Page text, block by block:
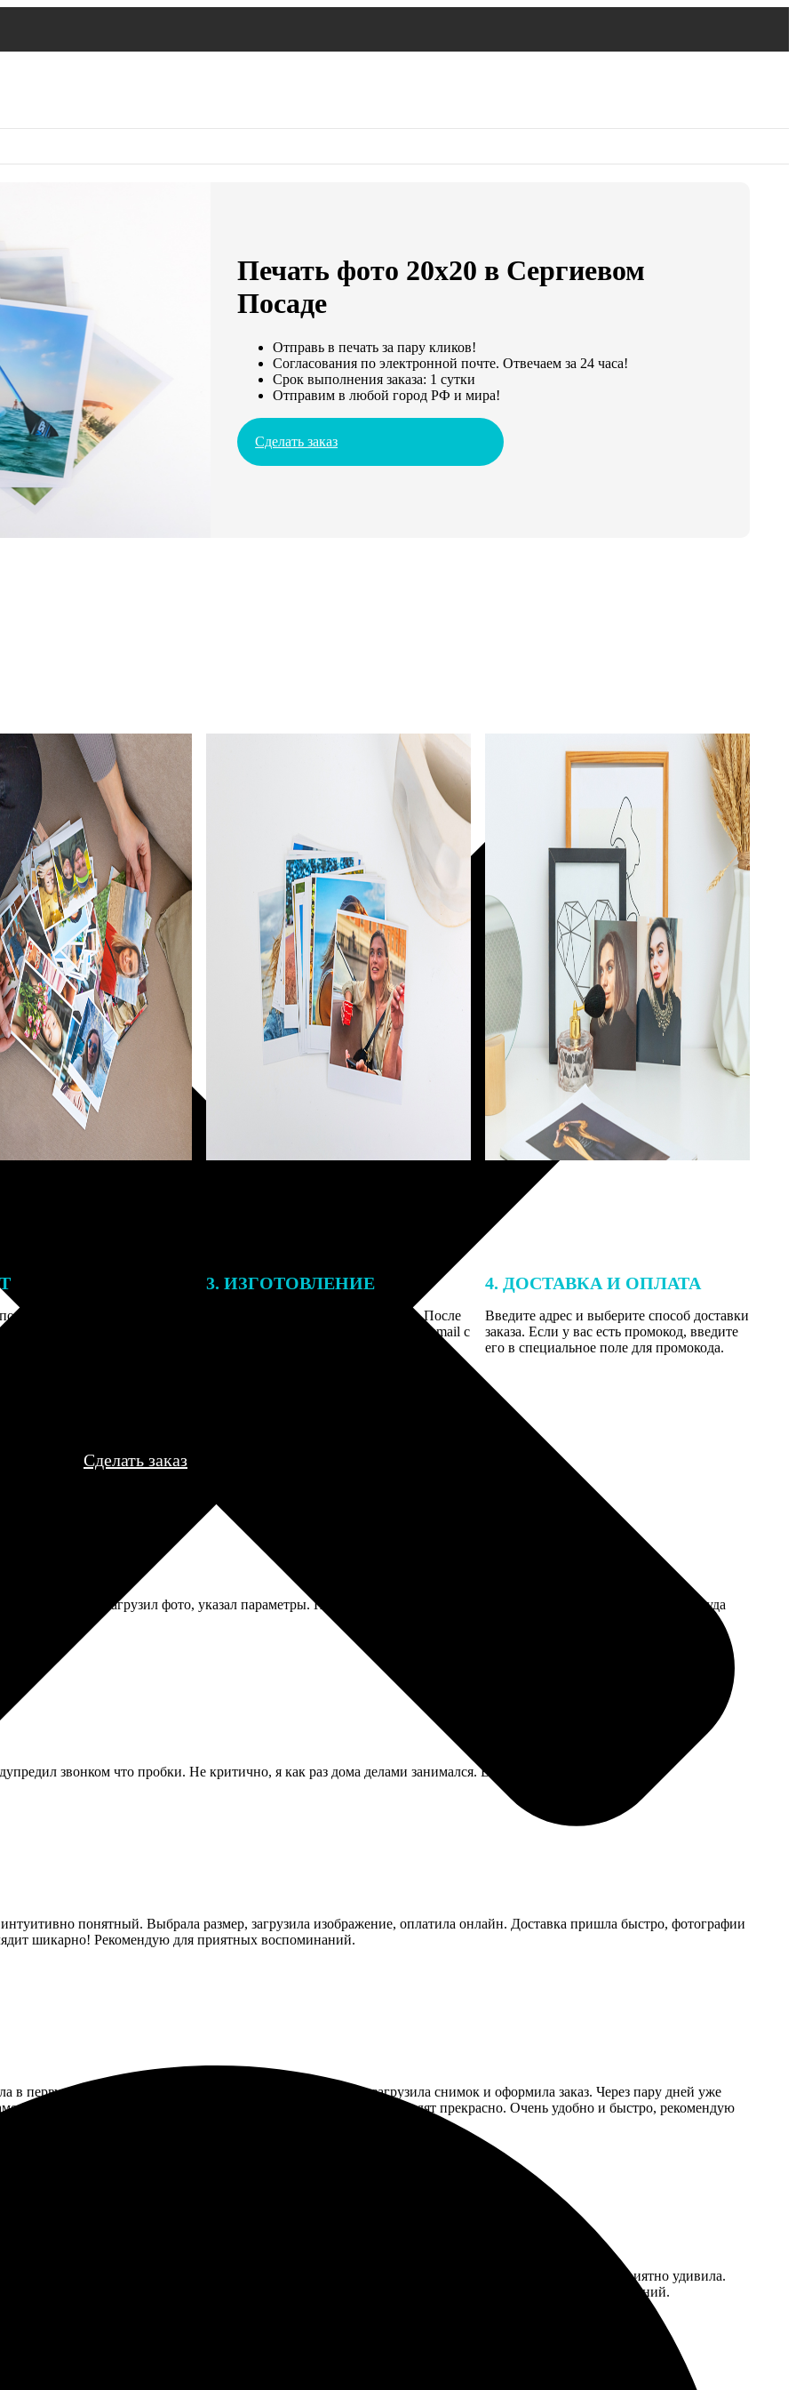
Печать фото 20х20 в Сергиевом
Посаде
Отправь в печать за пару кликов!
Согласования по электронной почте. Отвечаем за 24 часа!
Срок выполнения заказа: 1 сутки
Отправим в любой город РФ и мира!
Сделать заказ
заказа к печати
могут связаться с Вами
телефону или email для
деталей.
3. ИЗГОТОВЛЕНИЕ
Оплатите заказ банковской картой. После
оплаты получите подтверждение на email с
описанием заказа. Когда отправим заказ
4. ДОСТАВКА И ОПЛАТА
Введите адрес и выберите способ доставки
заказа. Если у вас есть промокод, введите
его в специальное поле для промокода.
Сделать заказ
всё онлайн, загрузил фото, указал параметры. Пришло быстро, ровно то, что нужно. Удобно, не пришлось никуда
звонком что пробки. Не критично, я как раз дома делами занимался. Вежливый попался парень.
понятный. Выбрала размер, загрузила изображение, оплатила онлайн. Доставка пришла быстро, фотографии
шикарно! Рекомендую для приятных воспоминаний.
в первую очередь фото 20х20. Все очень просто: выбрала, загрузила снимок и оформила заказ. Через пару дней уже
Цвета яркие и насыщенные, а сами фотографии выглядят прекрасно. Очень удобно и быстро, рекомендую
фото 20х20. Онлайн-оформление удобное, быстро разобрался. Доставка в Сергиевом Посаде меня приятно удивила.
Обслуживание на высшем уровне, всегда помогли с вопросами. Буду заказывать снова без сомнений.